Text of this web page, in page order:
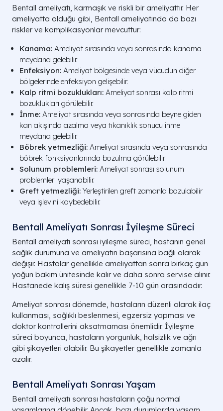
Bentall ameliyatı, karmaşık ve riskli bir ameliyattır. Her
ameliyatta olduğu gibi, Bentall ameliyatında da bazı
riskler ve komplikasyonlar mevcuttur:
Kanama: Ameliyat sırasında veya sonrasında kanama
meydana gelebilir.
Enfeksiyon: Ameliyat bölgesinde veya vücudun diğer
bölgelerinde enfeksiyon gelişebilir.
Kalp ritmi bozuklukları: Ameliyat sonrası kalp ritmi
bozuklukları görülebilir.
İnme: Ameliyat sırasında veya sonrasında beyne giden
kan akışında azalma veya tıkanıklık sonucu inme
meydana gelebilir.
Böbrek yetmezliği: Ameliyat sırasında veya sonrasında
böbrek fonksiyonlarında bozulma görülebilir.
Solunum problemleri: Ameliyat sonrası solunum
problemleri yaşanabilir.
Greft yetmezliği: Yerleştirilen greft zamanla bozulabilir
veya işlevini kaybedebilir.
Bentall Ameliyatı Sonrası İyileşme Süreci
Bentall ameliyatı sonrası iyileşme süreci, hastanın genel
sağlık durumuna ve ameliyatın başarısına bağlı olarak
değişir. Hastalar genellikle ameliyattan sonra birkaç gün
yoğun bakım ünitesinde kalır ve daha sonra servise alınır.
Hastanede kalış süresi genellikle 7-10 gün arasındadır.
Ameliyat sonrası dönemde, hastaların düzenli olarak ilaç
kullanması, sağlıklı beslenmesi, egzersiz yapması ve
doktor kontrollerini aksatmaması önemlidir. İyileşme
süreci boyunca, hastaların yorgunluk, halsizlik ve ağrı
gibi şikayetleri olabilir. Bu şikayetler genellikle zamanla
azalır.
Bentall Ameliyatı Sonrası Yaşam
Bentall ameliyatı sonrası hastaların çoğu normal